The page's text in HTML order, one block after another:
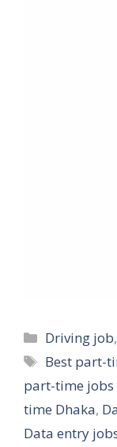
Categories
Driving job,
Tags
Best part-
part-time jobs
time Dhaka,
Data entry